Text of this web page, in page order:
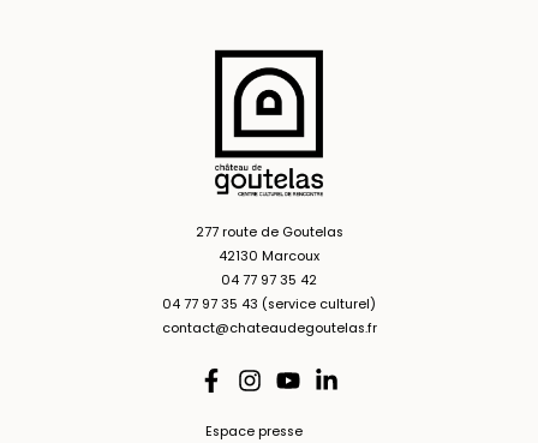
277 route de Goutelas
42130 Marcoux
04 77 97 35 42
04 77 97 35 43 (service culturel)
contact@chateaudegoutelas.fr
Espace presse